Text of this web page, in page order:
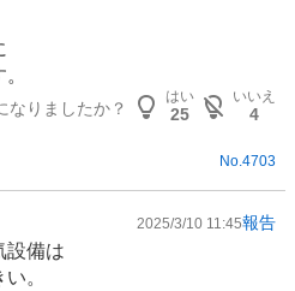
なりましたか？
はい
25
いいえ
4
No. 4703
2025/3/10 11:45報告
設備は
。